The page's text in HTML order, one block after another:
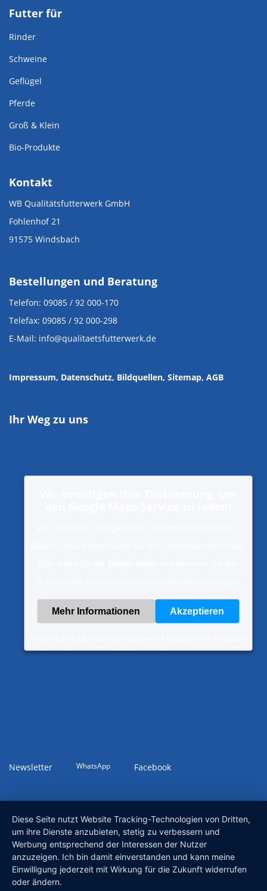
Futter für
Rinder
Schweine
Geflügel
Pferde
Groß & Klein
Bio-Produkte
Kontakt
WB Qualitätsfutterwerk GmbH
Fohlenhof 21
91575 Windsbach
Bestellungen und Beratung
Telefon: 09085 / 92 000-170
Telefax: 09085 / 92 000-298
E-Mail: info@qualitaetsfutterwerk.de
Impressum, Datenschutz, Bildquellen, Sitemap, AGB
Ihr Weg zu uns
Mehr Informationen Akzeptieren
Newsletter WhatsApp Facebook
Diese Seite nutzt Website Tracking-Technologien von Dritten,
um ihre Dienste anzubieten, stetig zu verbessern und
Werbung entsprechend der Interessen der Nutzer
anzuzeigen. Ich bin damit einverstanden und kann meine
Einwilligung jederzeit mit Wirkung für die Zukunft widerrufen
oder ändern.